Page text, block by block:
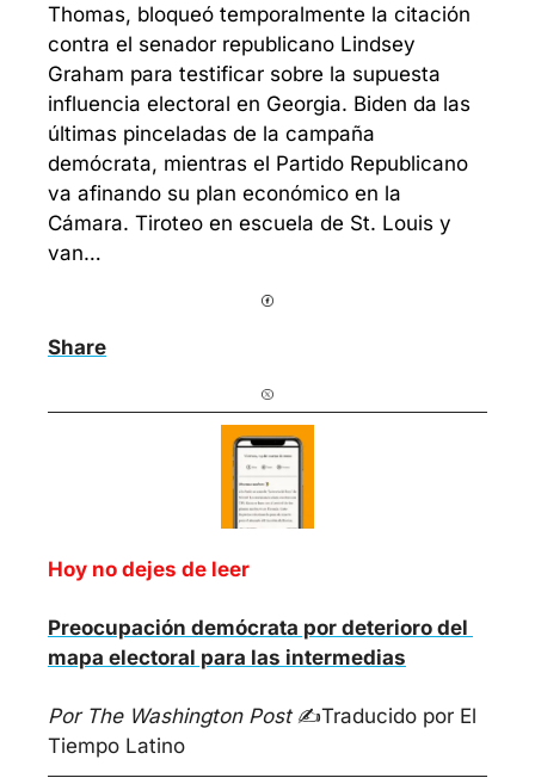
Thomas, bloqueó temporalmente la citación
contra el senador republicano Lindsey
Graham para testificar sobre la supuesta
influencia electoral en Georgia. Biden da las
últimas pinceladas de la campaña
demócrata, mientras el Partido Republicano
va afinando su plan económico en la
Cámara. Tiroteo en escuela de St. Louis y
van…
Share
Hoy no dejes de leer
Preocupación demócrata por deterioro del
mapa electoral para las intermedias
Por The Washington Post ✍️Traducido por El
Tiempo Latino